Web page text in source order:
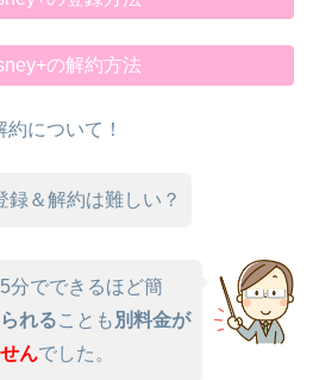
の解約方法
について！
録＆解約は難しい？
分でできるほど簡
れることも 別料金が
んでした。